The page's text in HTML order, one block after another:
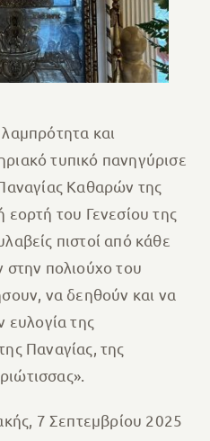
και
τυπικό πανηγύρισε
Καθαρών της
εορτή του Γενεσίου της
πιστοί από κάθε
στην πολιούχο του
να δεηθούν και να
ευλογία της
Παναγίας, της
7 Σεπτεμβρίου 2025